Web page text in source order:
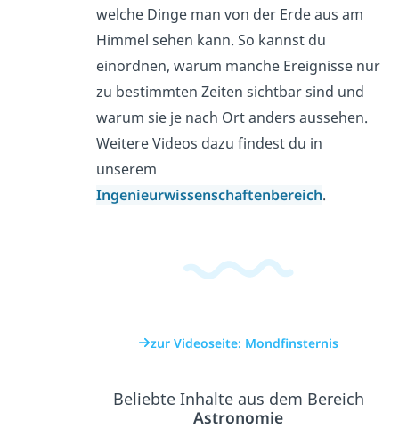
welche Dinge man von der Erde aus am
Himmel sehen kann. So kannst du
einordnen, warum manche Ereignisse nur
zu bestimmten Zeiten sichtbar sind und
warum sie je nach Ort anders aussehen.
Weitere Videos dazu findest du in
unserem
Ingenieurwissenschaftenbereich.
zur Videoseite: Mondfinsternis
Beliebte Inhalte aus dem Bereich
Astronomie